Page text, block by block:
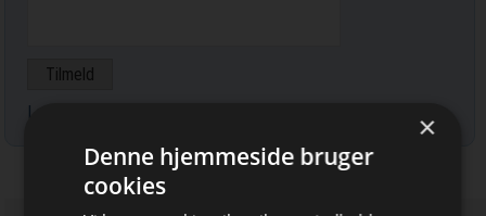
Læs mere om udsendelsestidspunkter og afmelding her ×
Denne hjemmeside bruger
cookies